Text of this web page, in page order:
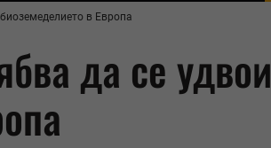
в Европа
да се удвои